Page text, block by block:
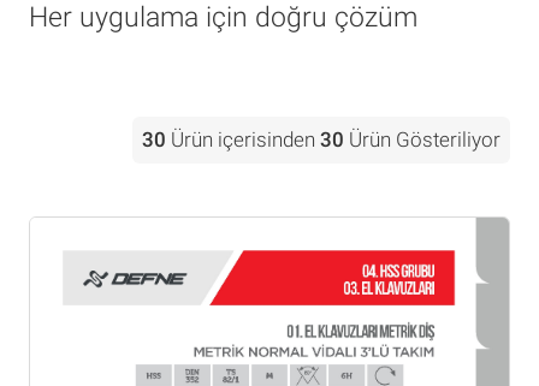
Her uygulama için doğru çözüm
30 Ürün içerisinden 30 Ürün Gösteriliyor